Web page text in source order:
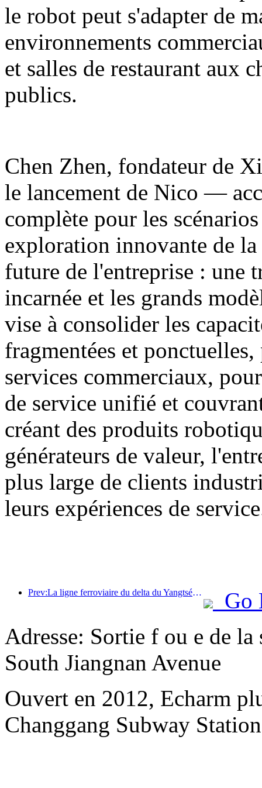
le robot peut s'adapter de
environnements
et salles de restaurant aux
publics.
Chen Zhen, fondateur de
le lancement de Nico —
complète pour les
exploration innovante de
future de l'entreprise : une
incarnée et les grands
vise à consolider les
fragmentées et ponctuelles,
services commerciaux,
de service unifié et
créant des produits
générateurs de valeur,
plus large de clients
leurs expériences de
Prev:La ligne ferroviaire du delta du Yangtsé a transporté plus de 21,38 millions de passagers pendant les vacances du 1er mai.
Go
Adresse: Sortie f ou e de
South Jiangnan Avenue
Ouvert en 2012, Echarm
Changgang Subway